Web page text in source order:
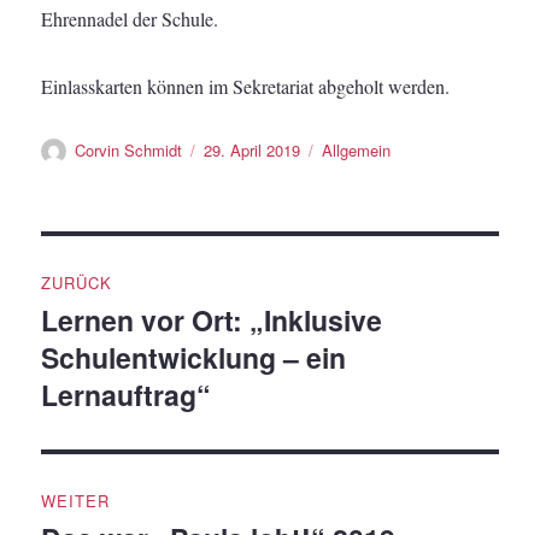
Ehrennadel der Schule.
Einlasskarten können im Sekretariat abgeholt werden.
Autor
Corvin Schmidt
Veröffentlicht
29. April 2019 Kategorien
Allgemein
ZURÜCK
Vorheriger
Beitrag:
Lernen vor Ort: „Inklusive
Schulentwicklung – ein
Lernauftrag“
WEITER